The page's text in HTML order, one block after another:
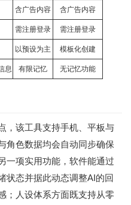
含广告内容 含广告内容
需注册登录 需注册登录
以预设为主 模板化创建
息 有限记忆 无记忆功能
，该工具支持手机、平板与
角色数据均会自动同步确保
一项实用功能，软件能通过
状态并据此动态调整AI的回
；人设体系方面既支持从零